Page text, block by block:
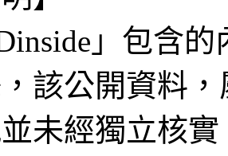
」包含
該公開資料
未經獨立核